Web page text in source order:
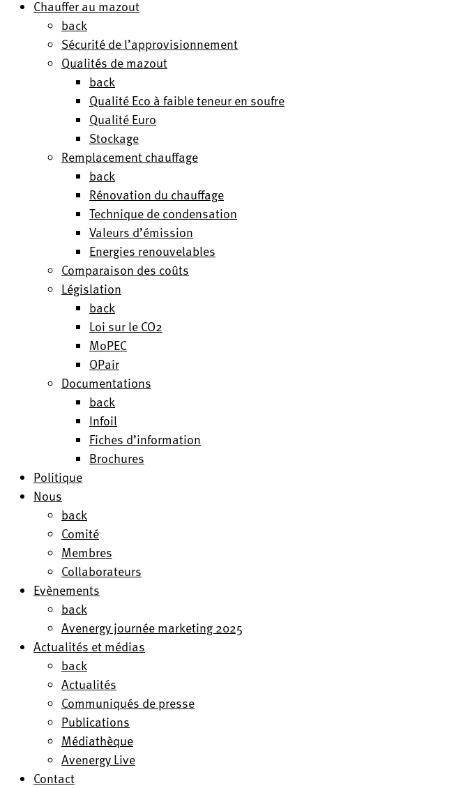
Chauffer au mazout
back
Sécurité de l’approvisionnement
Qualités de mazout
back
Qualité Eco à faible teneur en soufre
Qualité Euro
Stockage
Remplacement chauffage
back
Rénovation du chauffage
Technique de condensation
Valeurs d’émission
Energies renouvelables
Comparaison des coûts
Législation
back
Loi sur le CO2
MoPEC
OPair
Documentations
back
Infoil
Fiches d’information
Brochures
Politique
Nous
back
Comité
Membres
Collaborateurs
Evènements
back
Avenergy journée marketing 2025
Actualités et médias
back
Actualités
Communiqués de presse
Publications
Médiathèque
Avenergy Live
Contact